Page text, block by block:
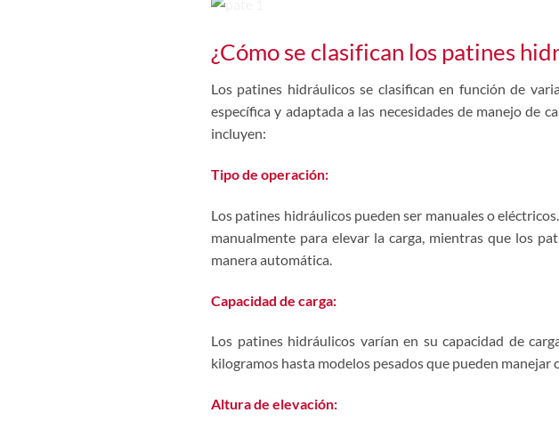
¿Cómo se clasifican los patines
Los patines hidráulicos se clasifican en función de
específica y adaptada a las necesidades de manejo de
incluyen:
Tipo de operación:
Los patines hidráulicos pueden ser manuales o
manualmente para elevar la carga, mientras que los
manera automática.
Capacidad de carga:
Los patines hidráulicos varían en su capacidad de
kilogramos hasta modelos pesados que pueden manejar
Altura de elevación: